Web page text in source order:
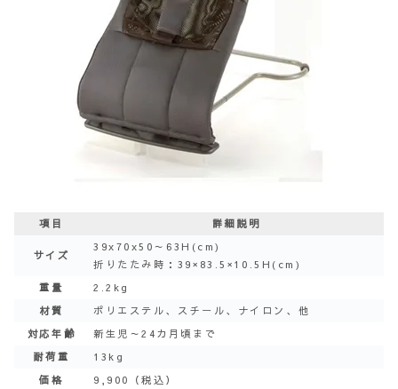
項目 詳細説明
サイズ
39x70x50～63H(cm)
折りたたみ時：39×83.5×10.5H(cm)
重量
2.2kg
材質
ポリエステル、スチール、ナイロン、他
対応年齢
新生児～24カ月頃まで
耐荷重
13kg
価格
9,900（税込）